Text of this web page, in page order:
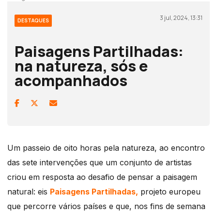
DESTAQUES 3 jul, 2024, 13:31
Paisagens Partilhadas:
na natureza, sós e
acompanhados
Um passeio de oito horas pela natureza, ao encontro
das sete intervenções que um conjunto de artistas
criou em resposta ao desafio de pensar a paisagem
natural: eis Paisagens Partilhadas, projeto europeu
que percorre vários países e que, nos fins de semana